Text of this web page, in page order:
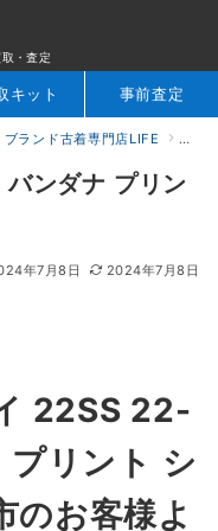
・査定
キット 事前査定
ランド古着専門店LIFE サカ
ンダナ プリン
年7月8日 2024年7月8日
22SS 22-
リント シ
のお客様よ